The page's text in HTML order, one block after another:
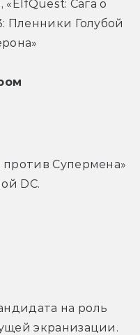
Сага о
Пленники Голубой
против Супермена»
DC.
на роль
экранизации.